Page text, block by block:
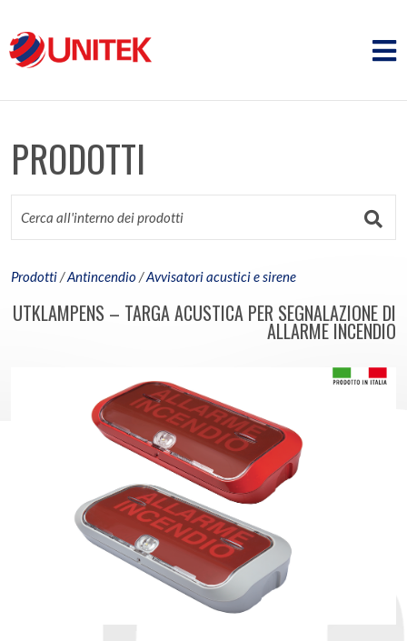
PRODOTTI
Prodotti/Antincendio/Avvisatori acustici e sirene
UTKLAMPENS – TARGA ACUSTICA PER SEGNALAZIONE DI
ALLARME INCENDIO